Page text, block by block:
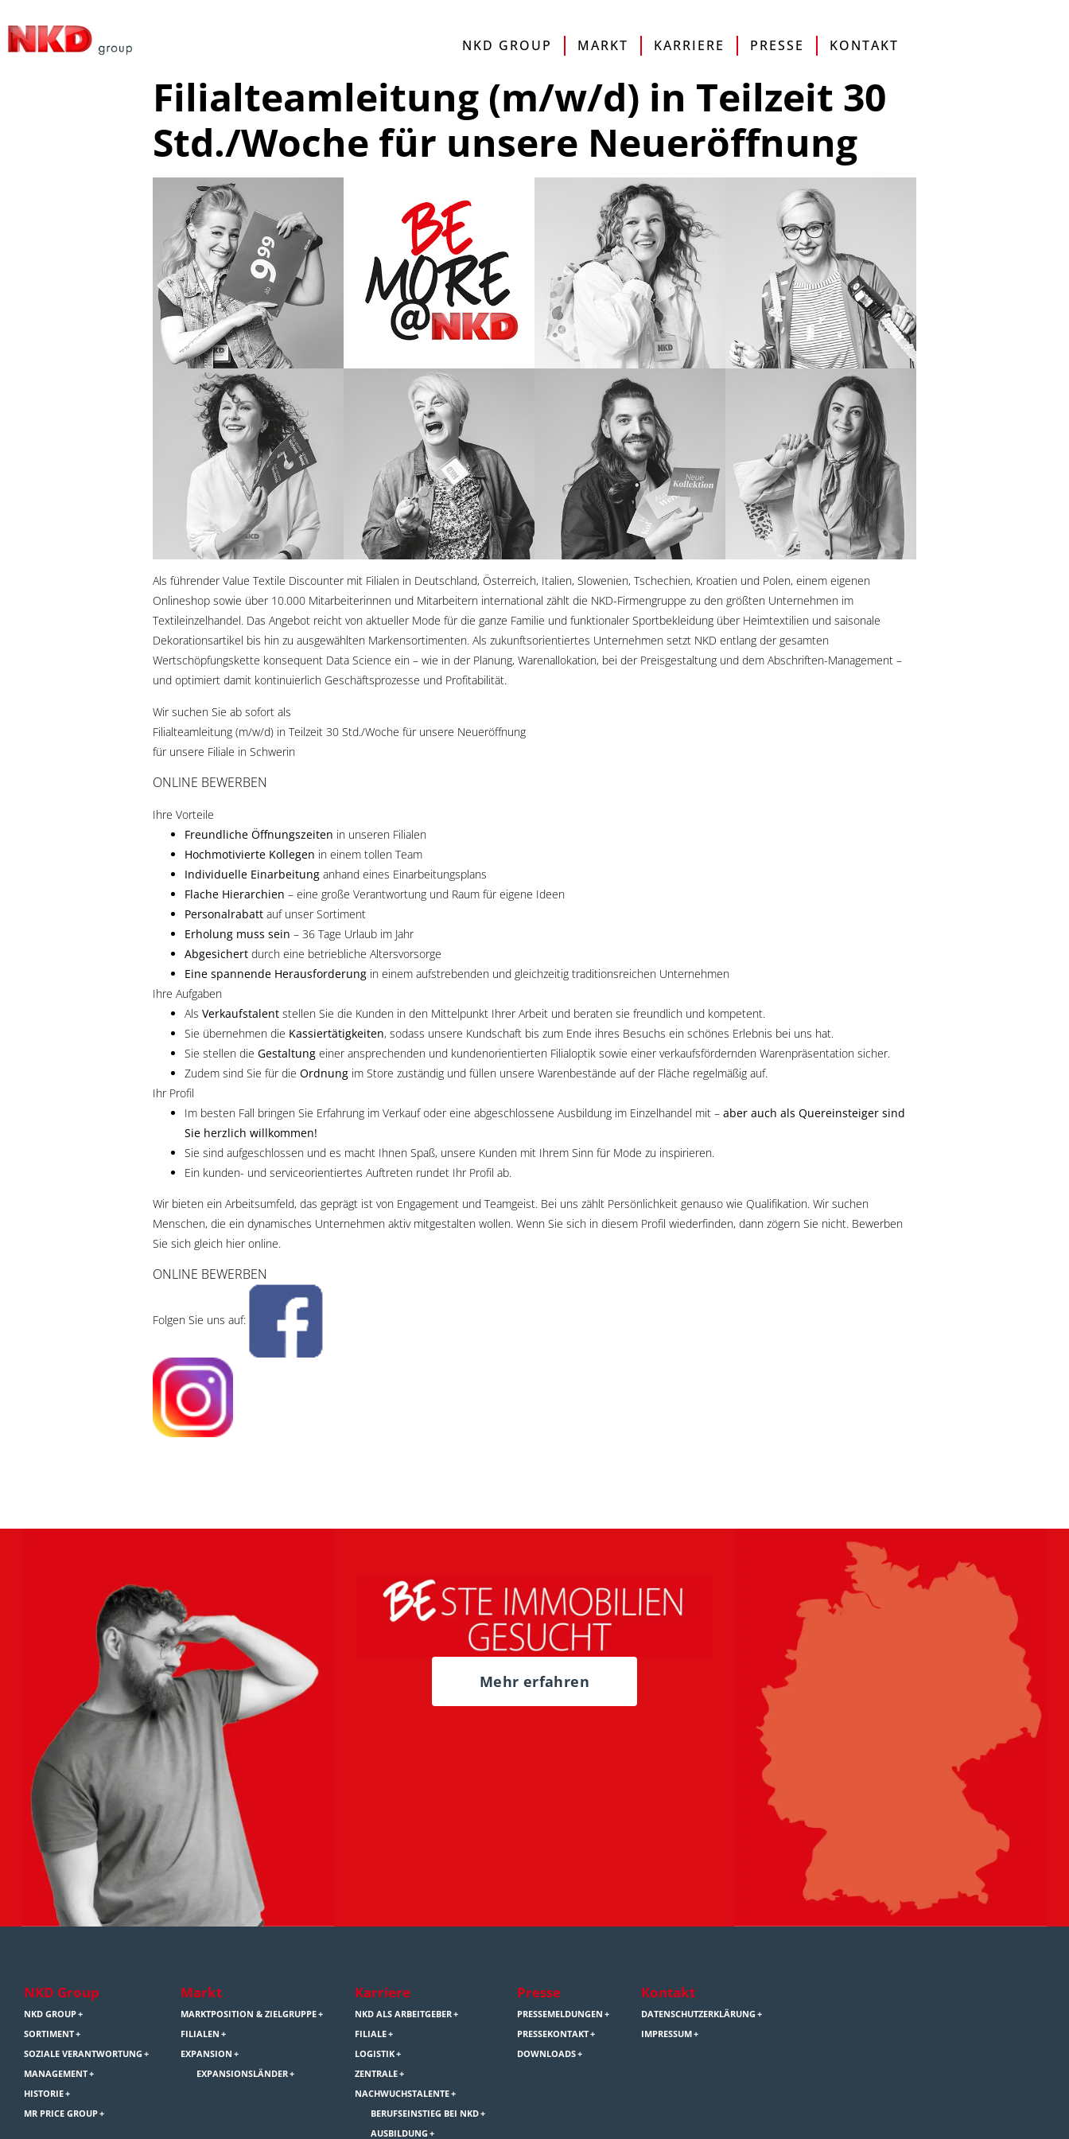
NKD GROUP MARKT KARRIERE PRESSE KONTAKT
Filialteamleitung (m/w/d) in Teilzeit 30
Std./Woche für unsere Neueröffnung
Als führender Value Textile Discounter mit Filialen in Deutschland, Österreich, Italien, Slowenien, Tschechien, Kroatien und Polen, einem eigenen
Onlineshop sowie über 10.000 Mitarbeiterinnen und Mitarbeitern international zählt die NKD-Firmengruppe zu den größten Unternehmen im
Textileinzelhandel. Das Angebot reicht von aktueller Mode für die ganze Familie und funktionaler Sportbekleidung über Heimtextilien und saisonale
Dekorationsartikel bis hin zu ausgewählten Markensortimenten. Als zukunftsorientiertes Unternehmen setzt NKD entlang der gesamten
Wertschöpfungskette konsequent Data Science ein – wie in der Planung, Warenallokation, bei der Preisgestaltung und dem Abschriften-Management –
und optimiert damit kontinuierlich Geschäftsprozesse und Profitabilität.
Wir suchen Sie ab sofort als
Filialteamleitung (m/w/d) in Teilzeit 30 Std./Woche für unsere Neueröffnung
für unsere Filiale in Schwerin
ONLINE BEWERBEN
Ihre Vorteile
Freundliche Öffnungszeiten in unseren Filialen
Hochmotivierte Kollegen in einem tollen Team
Individuelle Einarbeitung anhand eines Einarbeitungsplans
Flache Hierarchien – eine große Verantwortung und Raum für eigene Ideen
Personalrabatt auf unser Sortiment
Erholung muss sein – 36 Tage Urlaub im Jahr
Abgesichert durch eine betriebliche Altersvorsorge
Eine spannende Herausforderung in einem aufstrebenden und gleichzeitig traditionsreichen Unternehmen
Ihre Aufgaben
Als Verkaufstalent stellen Sie die Kunden in den Mittelpunkt Ihrer Arbeit und beraten sie freundlich und kompetent.
Sie übernehmen die Kassiertätigkeiten, sodass unsere Kundschaft bis zum Ende ihres Besuchs ein schönes Erlebnis bei uns hat.
Sie stellen die Gestaltung einer ansprechenden und kundenorientierten Filialoptik sowie einer verkaufsfördernden Warenpräsentation sicher.
Zudem sind Sie für die Ordnung im Store zuständig und füllen unsere Warenbestände auf der Fläche regelmäßig auf.
Ihr Profil
Im besten Fall bringen Sie Erfahrung im Verkauf oder eine abgeschlossene Ausbildung im Einzelhandel mit – aber auch als Quereinsteiger sind
Sie herzlich willkommen!
Sie sind aufgeschlossen und es macht Ihnen Spaß, unsere Kunden mit Ihrem Sinn für Mode zu inspirieren.
Ein kunden- und serviceorientiertes Auftreten rundet Ihr Profil ab.
Wir bieten ein Arbeitsumfeld, das geprägt ist von Engagement und Teamgeist. Bei uns zählt Persönlichkeit genauso wie Qualifikation. Wir suchen
Menschen, die ein dynamisches Unternehmen aktiv mitgestalten wollen. Wenn Sie sich in diesem Profil wiederfinden, dann zögern Sie nicht. Bewerben
Sie sich gleich hier online.
ONLINE BEWERBEN
Folgen Sie uns auf:
Mehr erfahren
NKD Group
NKD GROUP
SORTIMENT
SOZIALE VERANTWORTUNG
MANAGEMENT
HISTORIE
MR PRICE GROUP
Markt
MARKTPOSITION & ZIELGRUPPE
FILIALEN
EXPANSION
EXPANSIONSLÄNDER
Karriere
NKD ALS ARBEITGEBER
FILIALE
LOGISTIK
ZENTRALE
NACHWUCHSTALENTE
BERUFSEINSTIEG BEI NKD
AUSBILDUNG
Presse
PRESSEMELDUNGEN
PRESSEKONTAKT
DOWNLOADS
Kontakt
DATENSCHUTZERKLÄRUNG
IMPRESSUM